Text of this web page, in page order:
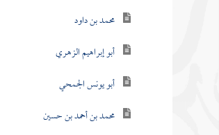
محمد بن داود
أبو إبراهيم الزهري
أبو يونس الجمحي
محمد بن أحمد بن حسين